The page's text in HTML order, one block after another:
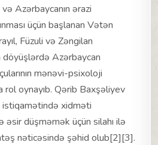
Azərbaycanın ərazi
üçün başlanan Vətən
Füzuli və Zəngilan
Azərbaycan
mənəvi-psixoloji
rol oynayıb. Qərib Baxşəliyev
istiqamətində xidməti
düşməmək üçün silahı ilə
atəş nəticəsində şəhid olub[2][3].